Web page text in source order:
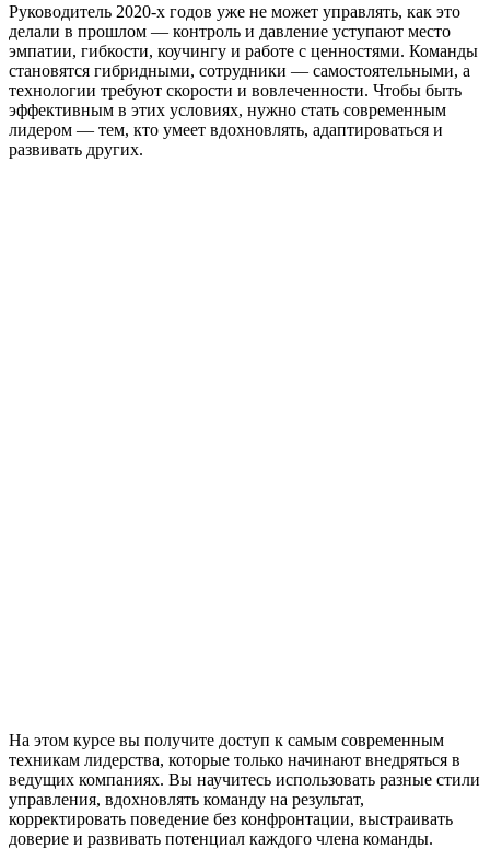
Руководитель 2020-х годов уже не может управлять, как это
делали в прошлом — контроль и давление уступают место
эмпатии, гибкости, коучингу и работе с ценностями. Команды
становятся гибридными, сотрудники — самостоятельными, а
технологии требуют скорости и вовлеченности. Чтобы быть
эффективным в этих условиях, нужно стать современным
лидером — тем, кто умеет вдохновлять, адаптироваться и
развивать других.
На этом курсе вы получите доступ к самым современным
техникам лидерства, которые только начинают внедряться в
ведущих компаниях. Вы научитесь использовать разные стили
управления, вдохновлять команду на результат,
корректировать поведение без конфронтации, выстраивать
доверие и развивать потенциал каждого члена команды.